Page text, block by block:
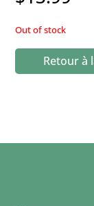
Out of stock
Retour à